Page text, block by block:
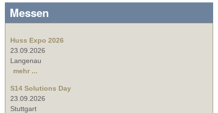
Messen
Huss Expo 2026
23.09.2026
Langenau
mehr ...
S14 Solutions Day
23.09.2026
Stuttgart